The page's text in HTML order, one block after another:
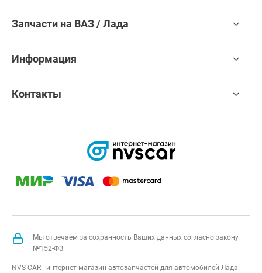
Запчасти на ВАЗ / Лада
Информация
Контакты
Мы отвечаем за сохранность Ваших данных согласно закону
№152-ФЗ:
NVS-CAR - интернет-магазин автозапчастей для автомобилей Лада.